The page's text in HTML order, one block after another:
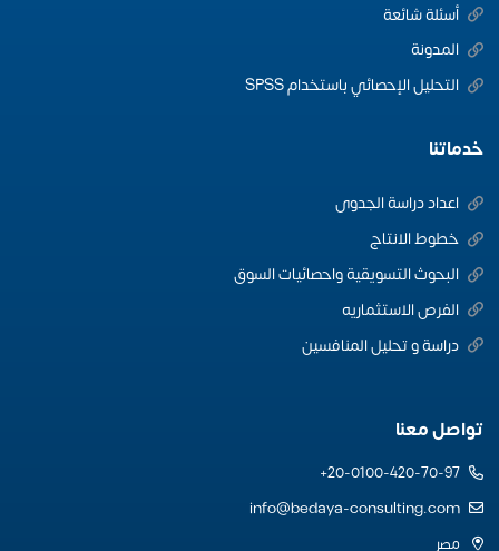
أسئلة شائعة
المدونة
التحليل الإحصائي باستخدام SPSS
خدماتنا
اعداد دراسة الجدوى
خطوط الانتاج
البحوث التسويقية واحصائيات السوق
الفرص الاستثماريه
دراسة و تحليل المنافسين
تواصل معنا
20-0100-420-70-97+
info@bedaya-consulting.com
مصر